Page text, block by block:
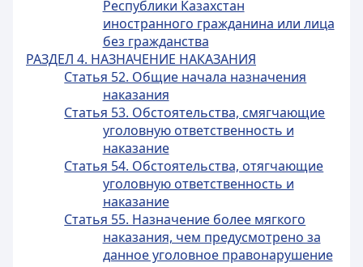
Республики Казахстан
иностранного гражданина или лица
без гражданства
РАЗДЕЛ 4. НАЗНАЧЕНИЕ НАКАЗАНИЯ
Статья 52. Общие начала назначения
наказания
Статья 53. Обстоятельства, смягчающие
уголовную ответственность и
наказание
Статья 54. Обстоятельства, отягчающие
уголовную ответственность и
наказание
Статья 55. Назначение более мягкого
наказания, чем предусмотрено за
данное уголовное правонарушение